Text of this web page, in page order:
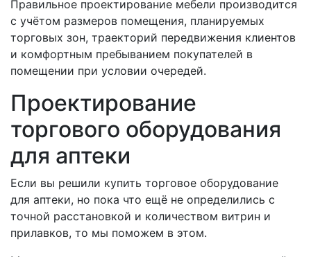
Правильное проектирование мебели производится
с учётом размеров помещения, планируемых
торговых зон, траекторий передвижения клиентов
и комфортным пребыванием покупателей в
помещении при условии очередей.
Проектирование
торгового оборудования
для аптеки
Если вы решили купить торговое оборудование
для аптеки, но пока что ещё не определились с
точной расстановкой и количеством витрин и
прилавков, то мы поможем в этом.